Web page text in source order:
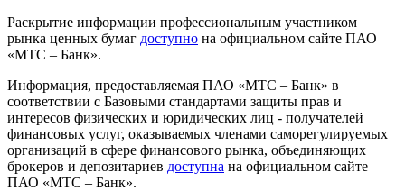
Раскрытие информации профессиональным участником
рынка ценных бумаг доступно на официальном сайте ПАО
«МТС – Банк».
Информация, предоставляемая ПАО «МТС – Банк» в
соответствии с Базовыми стандартами защиты прав и
интересов физических и юридических лиц - получателей
финансовых услуг, оказываемых членами саморегулируемых
организаций в сфере финансового рынка, объединяющих
брокеров и депозитариев доступна на официальном сайте
ПАО «МТС – Банк».